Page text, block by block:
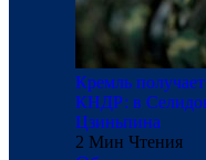
​Кремль
КНДР: в
Цзиньпина
2 Мин Чтения